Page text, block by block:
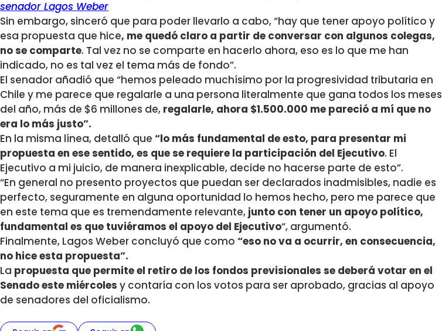
senador Lagos Weber
Sin embargo, sinceró que para poder llevarlo a cabo, “hay que tener apoyo político y
esa propuesta que hice, me quedó claro a partir de conversar con algunos colegas,
no se comparte. Tal vez no se comparte en hacerlo ahora, eso es lo que me han
indicado, no es tal vez el tema más de fondo”.
El senador añadió que “hemos peleado muchísimo por la progresividad tributaria en
Chile y me parece que regalarle a una persona literalmente que gana todos los meses
del año, más de $6 millones de, regalarle, ahora $1.500.000 me pareció a mí que no
era lo más justo”.
En la misma línea, detalló que “lo más fundamental de esto, para presentar mi
propuesta en ese sentido, es que se requiere la participación del Ejecutivo. El
Ejecutivo a mi juicio, de manera inexplicable, decide no hacerse parte de esto”.
“En general no presento proyectos que puedan ser declarados inadmisibles, nadie es
perfecto, seguramente en alguna oportunidad lo hemos hecho, pero me parece que
en este tema que es tremendamente relevante, junto con tener un apoyo político,
fundamental es que tuviéramos el apoyo del Ejecutivo“, argumentó.
Finalmente, Lagos Weber concluyó que como “eso no va a ocurrir, en consecuencia,
no hice esta propuesta”.
La propuesta que permite el retiro de los fondos previsionales se deberá votar en el
Senado este miércoles y contaría con los votos para ser aprobado, gracias al apoyo
de senadores del oficialismo.